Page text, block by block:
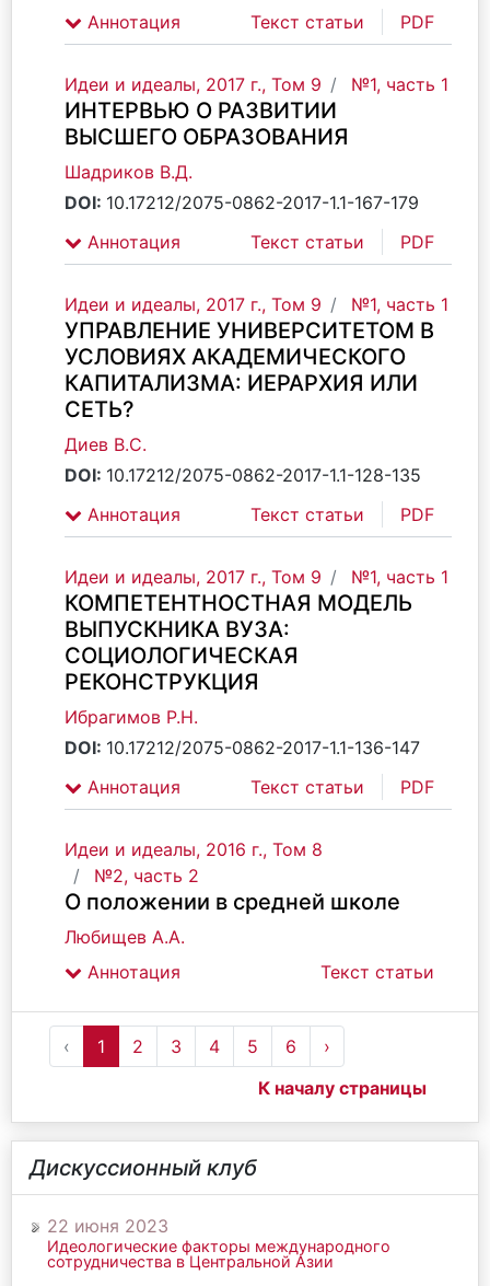
Аннотация
Текст статьи PDF
Идеи и идеалы, 2017 г., Том 9 №1, часть 1
ИНТЕРВЬЮ О РАЗВИТИИ
ВЫСШЕГО ОБРАЗОВАНИЯ
Шадриков В.Д.
DOI: 10.17212/2075-0862-2017-1.1-167-179
Аннотация
Текст статьи PDF
Идеи и идеалы, 2017 г., Том 9 №1, часть 1
УПРАВЛЕНИЕ УНИВЕРСИТЕТОМ В
УСЛОВИЯХ АКАДЕМИЧЕСКОГО
КАПИТАЛИЗМА: ИЕРАРХИЯ ИЛИ
СЕТЬ?
Диев В.С.
DOI: 10.17212/2075-0862-2017-1.1-128-135
Аннотация
Текст статьи PDF
Идеи и идеалы, 2017 г., Том 9 №1, часть 1
КОМПЕТЕНТНОСТНАЯ МОДЕЛЬ
ВЫПУСКНИКА ВУЗА:
СОЦИОЛОГИЧЕСКАЯ
РЕКОНСТРУКЦИЯ
Ибрагимов Р.Н.
DOI: 10.17212/2075-0862-2017-1.1-136-147
Аннотация
Текст статьи PDF
Идеи и идеалы, 2016 г., Том 8
№2, часть 2
О положении в средней школе
Любищев А.А.
Аннотация
Текст статьи
‹ 1 2 3 4 5 6
›
К началу страницы
Дискуссионный клуб
22 июня 2023
Идеологические факторы международного
сотрудничества в Центральной Азии